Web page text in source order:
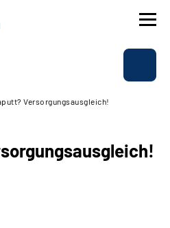
Versorgungsausgleich!